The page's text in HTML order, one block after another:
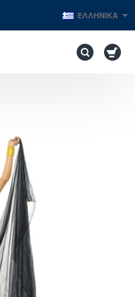
ΕΛΛΗΝΙΚΆ